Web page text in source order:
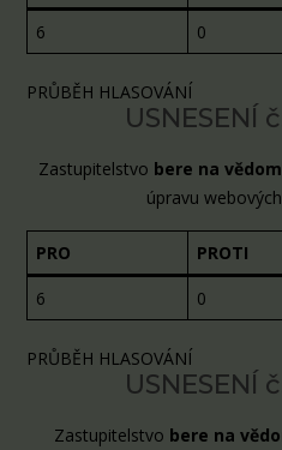
6
0
PRŮBĚH HLASOVÁNÍ
USNESENÍ
Zastupitelstvo bere na
úpravu
PRO PROTI
6
0
PRŮBĚH HLASOVÁNÍ
USNESENÍ
Zastupitelstvo bere na